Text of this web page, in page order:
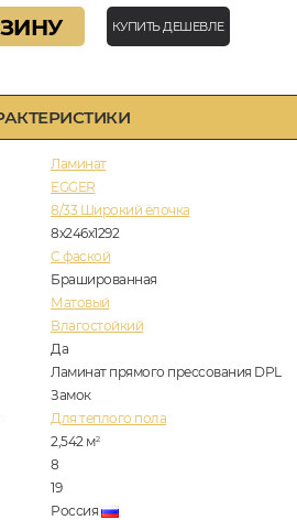
Ламинат
EGGER
8/33 Широкий ёлочка
8х246х1292
C фаской
Брашированная
Матовый
Влагостойкий
Да
Ламинат прямого прессования DPL
Замок
Для теплого пола
2,542 м2
8
19
Россия
КУПИТЬ ДЕШЕВЛЕ